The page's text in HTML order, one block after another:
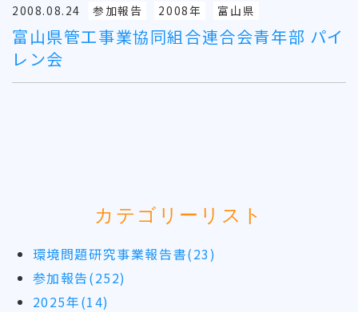
2008.08.24 参加報告 2008年 富山県
富山県管工事業協同組合連合会青年部 パイ
レン会
カテゴリーリスト
環境問題研究事業報告書(23)
参加報告(252)
2025年(14)